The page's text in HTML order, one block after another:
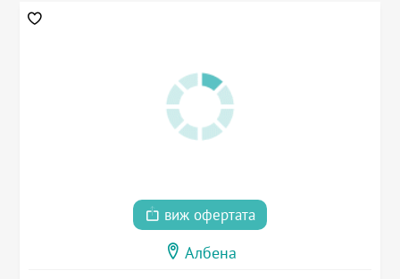
виж офертата
Албена